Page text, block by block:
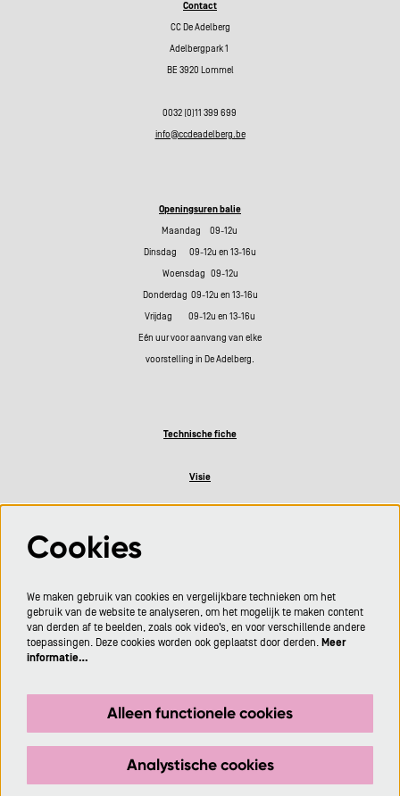
Contact
CC De Adelberg
Adelbergpark 1
BE 3920 Lommel
0032 (0)11 399 699
info@ccdeadelberg.be
Openingsuren balie
Maandag 09-12u
Dinsdag 09-12u en 13-16u
Woensdag 09-12u
Donderdag 09-12u en 13-16u
Vrijdag 09-12u en 13-16u
Eén uur voor aanvang van elke
voorstelling in De Adelberg.
Technische fiche
Visie
Meld je aan voor de nieuwsbrief
Cookies
We maken gebruik van cookies en vergelijkbare technieken om het
gebruik van de website te analyseren, om het mogelijk te maken content
van derden af te beelden, zoals ook video’s, en voor verschillende andere
toepassingen. Deze cookies worden ook geplaatst door derden. Meer
informatie…
Alleen functionele cookies
Analystische cookies